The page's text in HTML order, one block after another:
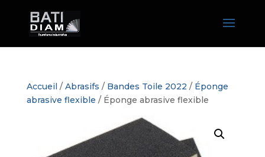
Accueil / Abrasifs / Bandes Toile 2022 / Éponge
abrasive flexible / Éponge abrasive flexible